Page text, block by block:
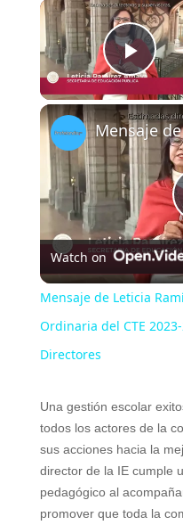
Watch on
Mensaje de Leticia
Ordinaria del CTE
Directores
Una gestión escolar
todos los actores de la
sus acciones hacia la
director de la IE cumple
pedagógico al
promover que toda la